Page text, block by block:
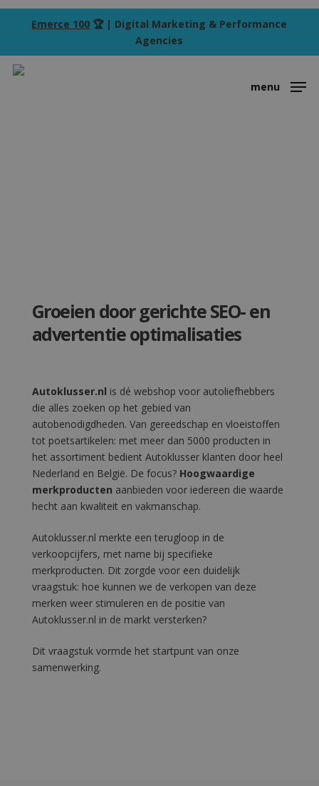
Skip
content
Emerce 100 🏆 | Digital Marketing & Performance
Agencies
menu
Groeien door gerichte SEO- en
advertentie optimalisaties
Autoklusser.nl is dé webshop voor autoliefhebbers
die alles zoeken op het gebied van
autobenodigdheden. Van gereedschap en vloeistoffen
tot poetsartikelen: met meer dan 5000 producten in
het assortiment bedient Autoklusser klanten door heel
Nederland en België. De focus? Hoogwaardige
merkproducten aanbieden voor iedereen die waarde
hecht aan kwaliteit en vakmanschap.
Autoklusser.nl merkte een terugloop in de
verkoopcijfers, met name bij specifieke
merkproducten. Dit zorgde voor een duidelijk
vraagstuk: hoe kunnen we de verkopen van deze
merken weer stimuleren en de positie van
Autoklusser.nl in de markt versterken?
Dit vraagstuk vormde het startpunt van onze
samenwerking.